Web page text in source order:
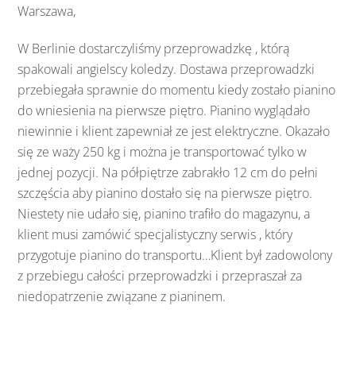
Warszawa,
W Berlinie dostarczyliśmy przeprowadzkę , którą
spakowali angielscy koledzy. Dostawa przeprowadzki
przebiegała sprawnie do momentu kiedy zostało pianino
do wniesienia na pierwsze piętro. Pianino wyglądało
niewinnie i klient zapewniał ze jest elektryczne. Okazało
się ze waży 250 kg i można je transportować tylko w
jednej pozycji. Na półpiętrze zabrakło 12 cm do pełni
szczęścia aby pianino dostało się na pierwsze piętro.
Niestety nie udało się, pianino trafiło do magazynu, a
klient musi zamówić specjalistyczny serwis , który
przygotuje pianino do transportu…Klient był zadowolony
z przebiegu całości przeprowadzki i przepraszał za
niedopatrzenie związane z pianinem.